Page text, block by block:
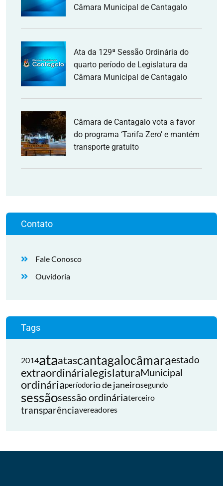
Câmara Municipal de Cantagalo
Ata da 129ª Sessão Ordinária do
quarto período de Legislatura da
Câmara Municipal de Cantagalo
Câmara de Cantagalo vota a favor
do programa ‘Tarifa Zero’ e mantém
transporte gratuito
Contato
Fale Conosco
Ouvidoria
Tags
2014ataatascantagalocâmaraestado
extraordinárialegislaturaMunicipal
ordináriaperíodorio de janeirosegundo
sessãosessão ordináriaterceiro
transparênciavereadores